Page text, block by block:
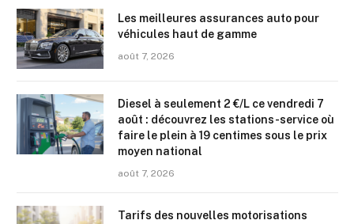
Les meilleures assurances auto pour
véhicules haut de gamme
août 7, 2026
Diesel à seulement 2 €/L ce vendredi 7
août : découvrez les stations-service où
faire le plein à 19 centimes sous le prix
moyen national
août 7, 2026
Tarifs des nouvelles motorisations